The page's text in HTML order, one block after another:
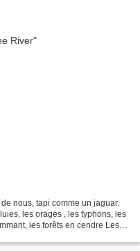
nous, tapi comme un jaguar.
les orages , les typhons, les
les forêts en cendre Les